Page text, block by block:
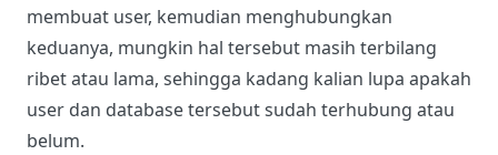
membuat user, kemudian menghubungkan
keduanya, mungkin hal tersebut masih terbilang
ribet atau lama, sehingga kadang kalian lupa apakah
user dan database tersebut sudah terhubung atau
belum.